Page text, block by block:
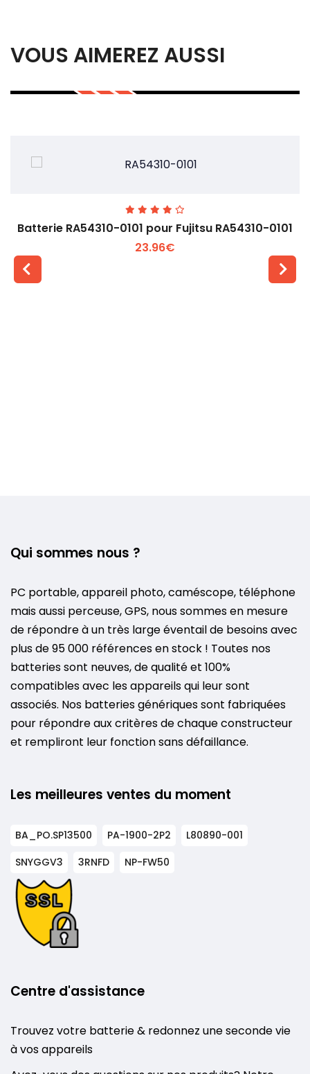
VOUS AIMEREZ AUSSI
Batterie RA54310-0101 pour Fujitsu RA54310-0101
23.96€
Qui sommes nous ?
PC portable, appareil photo, caméscope, téléphone
mais aussi perceuse, GPS, nous sommes en mesure
de répondre à un très large éventail de besoins avec
plus de 95 000 références en stock ! Toutes nos
batteries sont neuves, de qualité et 100%
compatibles avec les appareils qui leur sont
associés. Nos batteries génériques sont fabriquées
pour répondre aux critères de chaque constructeur
et rempliront leur fonction sans défaillance.
Les meilleures ventes du moment
BA_PO.SP13500 PA-1900-2P2
L80890-001
SNYGGV3
3RNFD NP-FW50
Centre d'assistance
Trouvez votre batterie & redonnez une seconde vie
à vos appareils